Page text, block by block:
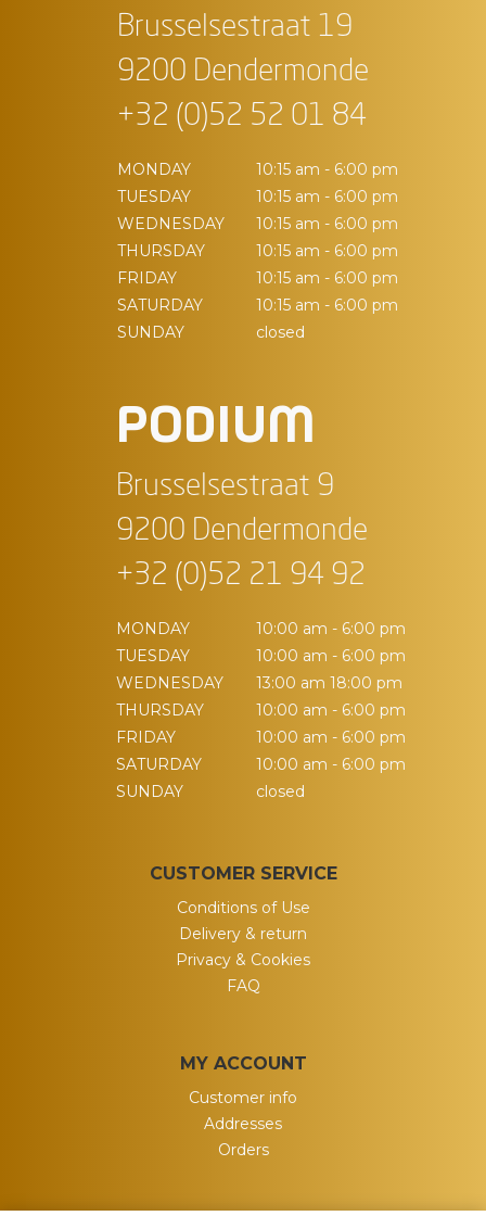
Brusselsestraat 19
9200 Dendermonde
+32 (0)52 52 01 84
MONDAY
10:15 am - 6:00 pm
TUESDAY
10:15 am - 6:00 pm
WEDNESDAY
10:15 am - 6:00 pm
THURSDAY
10:15 am - 6:00 pm
FRIDAY
10:15 am - 6:00 pm
SATURDAY
10:15 am - 6:00 pm
SUNDAY
closed
PODIUM
Brusselsestraat 9
9200 Dendermonde
+32 (0)52 21 94 92
MONDAY
10:00 am - 6:00 pm
TUESDAY
10:00 am - 6:00 pm
WEDNESDAY
13:00 am 18:00 pm
THURSDAY
10:00 am - 6:00 pm
FRIDAY
10:00 am - 6:00 pm
SATURDAY
10:00 am - 6:00 pm
SUNDAY
closed
CUSTOMER SERVICE
Conditions of Use
Delivery & return
Privacy & Cookies
FAQ
MY ACCOUNT
Customer info
Addresses
Orders